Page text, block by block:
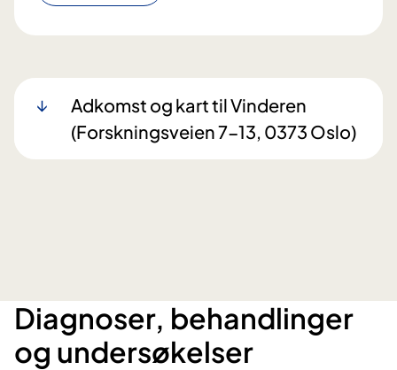
Adkomst og kart til Vinderen
(Forskningsveien 7-13, 0373 Oslo)​​
Diagnoser, behandlinger
og undersøkelser